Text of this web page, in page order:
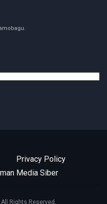
Privacy Policy
Media Siber
Rights Reserved.